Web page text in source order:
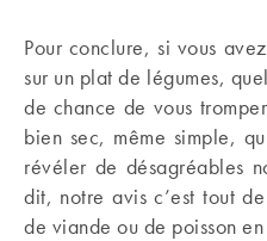
Pour conclure, si vous
sur un plat de légumes,
de chance de vous
bien sec, même simple,
révéler de désagréables
dit, notre avis c’est tout
de viande ou de poisson